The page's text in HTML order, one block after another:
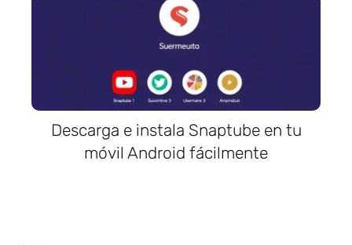
Descarga e instala Snaptube en tu
móvil Android fácilmente